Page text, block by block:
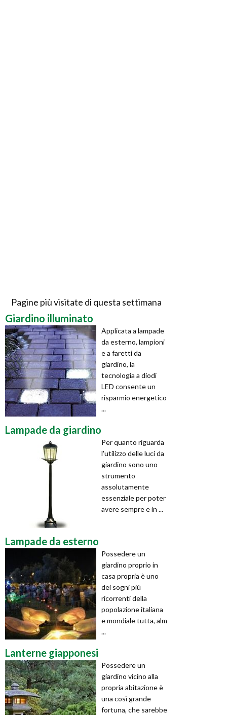
Pagine più visitate di questa settimana
Giardino illuminato
Applicata a lampade
da esterno, lampioni
e a faretti da
giardino, la
tecnologia a diodi
LED consente un
risparmio energetico
...
Lampade da giardino
Per quanto riguarda
l'utilizzo delle luci da
giardino sono uno
strumento
assolutamente
essenziale per poter
avere sempre e in ...
Lampade da esterno
Possedere un
giardino proprio in
casa propria è uno
dei sogni più
ricorrenti della
popolazione italiana
e mondiale tutta, alm
...
Lanterne giapponesi
Possedere un
giardino vicino alla
propria abitazione è
una così grande
fortuna, che sarebbe